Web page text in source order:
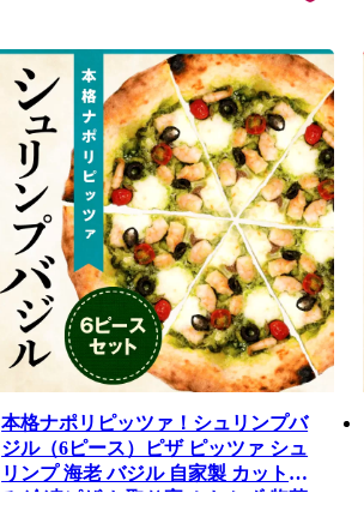
本格ナポリピッツァ！シュリンプバ
ジル（6ピース）ピザ ピッツァ シュ
リンプ 海老 バジル 自家製 カット済
み 冷凍ピザ お取り寄せ おかず 惣菜